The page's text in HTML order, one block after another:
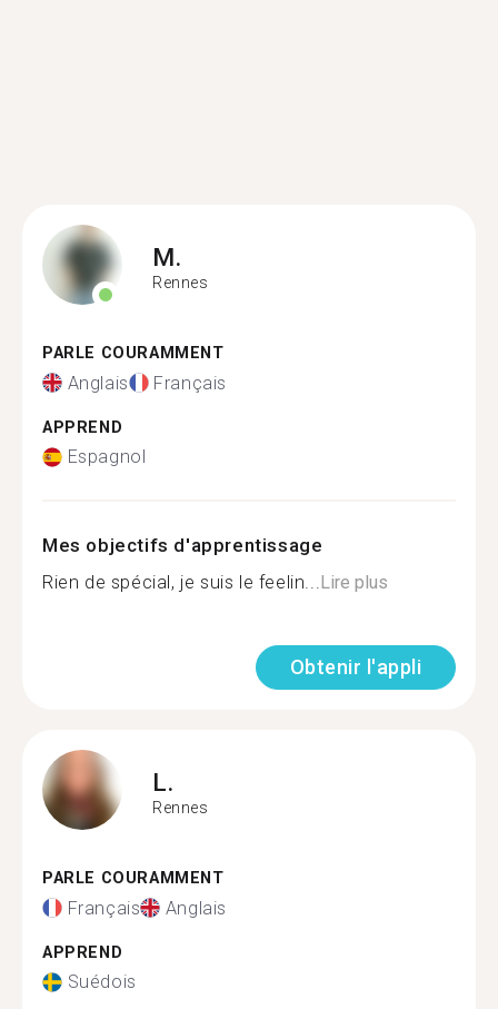
M.
Rennes
PARLE COURAMMENT
Anglais Français
APPREND
Espagnol
Mes objectifs d'apprentissage
Rien de spécial, je suis le feelin...Lire plus
Obtenir l'appli
L.
Rennes
PARLE COURAMMENT
Français Anglais
APPREND
Suédois